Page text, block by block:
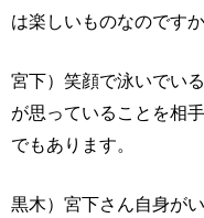
は楽しいものなのです
宮下）笑顔で泳いでい
が思っていることを相
でもあります。
黒木）宮下さん自身が